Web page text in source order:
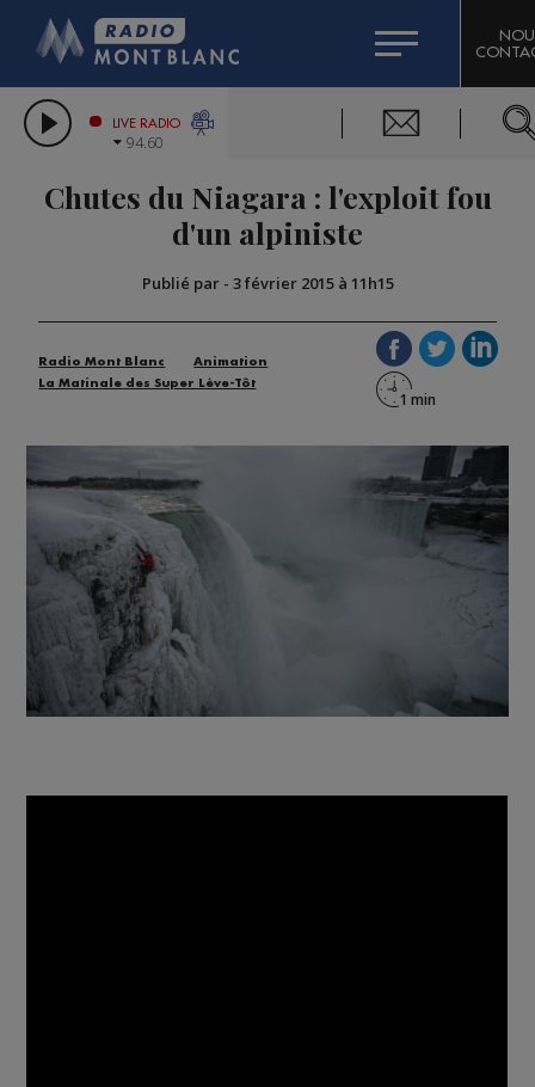
LES CHRONIQUES DE L'EXPERT
GRAND MASSIF DOMAINES SKIABLES
BIGARD
COMPAGNIE DU MONT-BLANC
LIVE RADIO
94.60
Chutes du Niagara : l'exploit fou
d'un alpiniste
Publié par - 3 février 2015 à 11h15
Radio Mont Blanc
Animation
La Matinale des Super Lève-Tôt